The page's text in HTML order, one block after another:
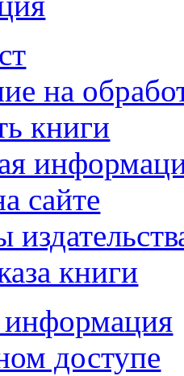
на
книги
сайте
книги
информация
доступе